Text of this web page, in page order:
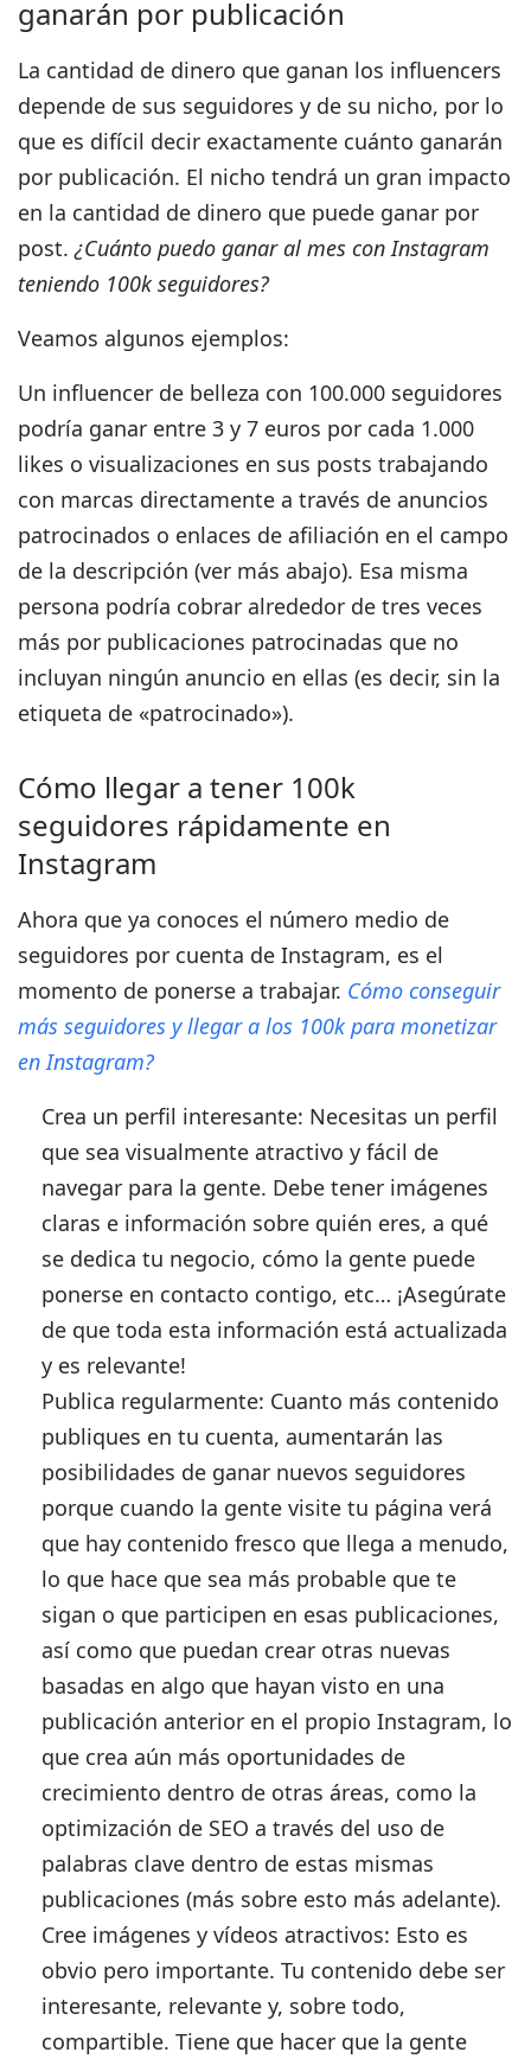
ganarán por publicación
La cantidad de dinero que ganan los influencers
depende de sus seguidores y de su nicho, por lo
que es difícil decir exactamente cuánto ganarán
por publicación. El nicho tendrá un gran impacto
en la cantidad de dinero que puede ganar por
post.¿Cuánto puedo ganar al mes con Instagram
teniendo 100k seguidores?
Veamos algunos ejemplos:
Un influencer de belleza con 100.000 seguidores
podría ganar entre 3 y 7 euros por cada 1.000
likes o visualizaciones en sus posts trabajando
con marcas directamente a través de anuncios
patrocinados o enlaces de afiliación en el campo
de la descripción (ver más abajo). Esa misma
persona podría cobrar alrededor de tres veces
más por publicaciones patrocinadas que no
incluyan ningún anuncio en ellas (es decir, sin la
etiqueta de «patrocinado»).
Cómo llegar a tener 100k
seguidores rápidamente en
Instagram
Ahora que ya conoces el número medio de
seguidores por cuenta de Instagram, es el
momento de ponerse a trabajar. Cómo conseguir
más seguidores y llegar a los 100k para monetizar
en Instagram?
Crea un perfil interesante: Necesitas un perfil
que sea visualmente atractivo y fácil de
navegar para la gente. Debe tener imágenes
claras e información sobre quién eres, a qué
se dedica tu negocio, cómo la gente puede
ponerse en contacto contigo, etc… ¡Asegúrate
de que toda esta información está actualizada
y es relevante!
Publica regularmente: Cuanto más contenido
publiques en tu cuenta, aumentarán las
posibilidades de ganar nuevos seguidores
porque cuando la gente visite tu página verá
que hay contenido fresco que llega a menudo,
lo que hace que sea más probable que te
sigan o que participen en esas publicaciones,
así como que puedan crear otras nuevas
basadas en algo que hayan visto en una
publicación anterior en el propio Instagram, lo
que crea aún más oportunidades de
crecimiento dentro de otras áreas, como la
optimización de SEO a través del uso de
palabras clave dentro de estas mismas
publicaciones (más sobre esto más adelante).
Cree imágenes y vídeos atractivos: Esto es
obvio pero importante. Tu contenido debe ser
interesante, relevante y, sobre todo,
compartible. Tiene que hacer que la gente